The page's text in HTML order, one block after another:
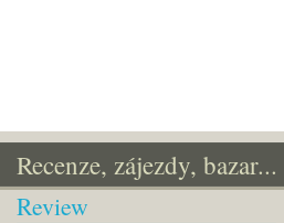
Recenze, zájezdy, bazar...
Review